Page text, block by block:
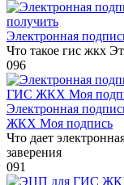
Электронная
Что такое гис жкх
096
Электронная
ЖКХ Моя подпись
Что дает
заверения
091